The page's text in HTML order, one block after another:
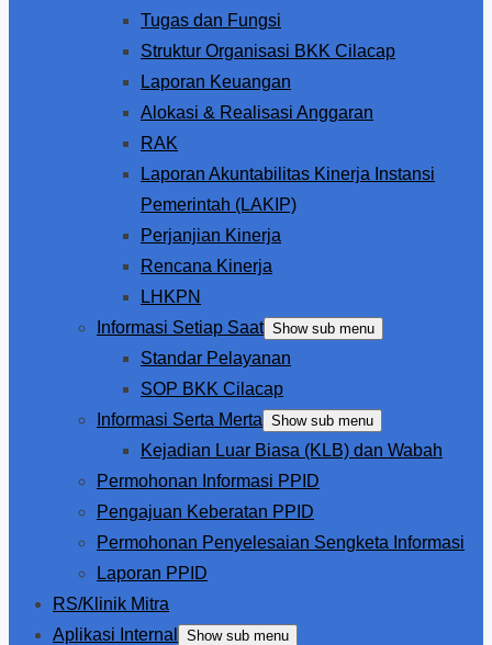
Tugas dan Fungsi
Struktur Organisasi BKK Cilacap
Laporan Keuangan
Alokasi & Realisasi Anggaran
RAK
Laporan Akuntabilitas Kinerja Instansi
Pemerintah (LAKIP)
Perjanjian Kinerja
Rencana Kinerja
LHKPN
Informasi Setiap Saat Show sub menu
Standar Pelayanan
SOP BKK Cilacap
Informasi Serta Merta Show sub menu
Kejadian Luar Biasa (KLB) dan Wabah
Permohonan Informasi PPID
Pengajuan Keberatan PPID
Permohonan Penyelesaian Sengketa Informasi
Laporan PPID
RS/Klinik Mitra
Aplikasi Internal
Show sub menu